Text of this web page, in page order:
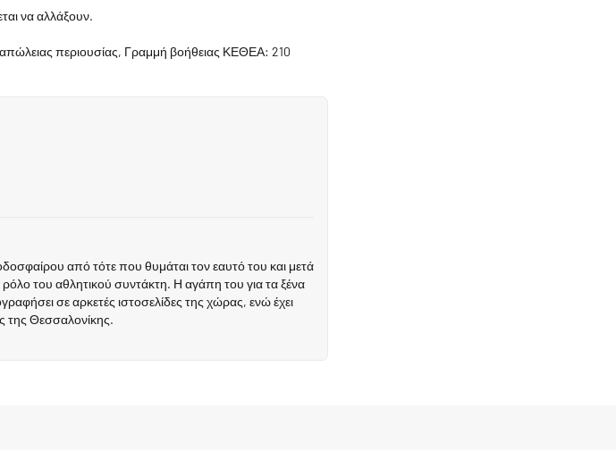
να αλλάξουν.
περιουσίας, Γραμμή βοήθειας ΚΕΘΕΑ: 210
από τότε που θυμάται τον εαυτό του και μετά
του αθλητικού συντάκτη. Η αγάπη του για τα ξένα
σε αρκετές ιστοσελίδες της χώρας, ενώ έχει
της Θεσσαλονίκης.